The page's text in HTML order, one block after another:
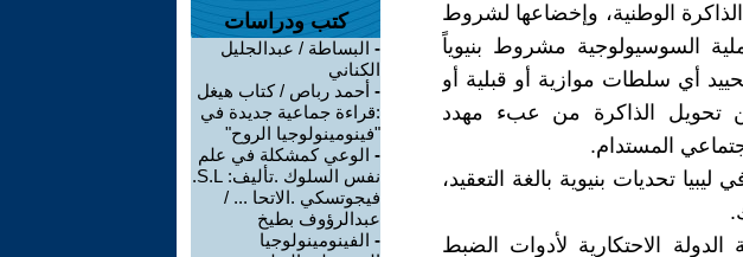
الوطنية، وإخضاعها لشروط
السوسيولوجية مشروط بنيوياً
أي سلطات موازية أو قبلية أو
تحويل الذاكرة من عبء مهدد
المستدام.
تحديات بنيوية بالغة التعقيد،
الاحتكارية لأدوات الضبط
كتب ودراسات
- البساطة / عبدالجليل
الكناني
- أحمد رباص / كتاب هيغل
:قراءة جماعية جديدة في
"فينومينولوجيا الروح"
- الوعي كمشكلة في علم
نفس السلوك .تأليف: S.L.
فيجوتسكي .الاتحا ... /
عبدالرؤوف بطيخ
- الفينومينولوجيا